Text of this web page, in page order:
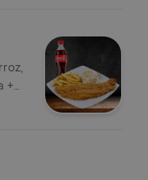
+